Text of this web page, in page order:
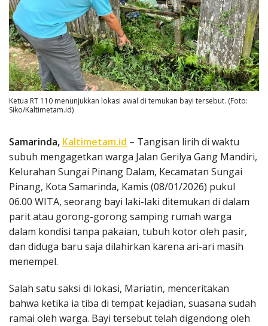
Ketua RT 110 menunjukkan lokasi awal di temukan bayi tersebut. (Foto:
Siko/Kaltimetam.id)
Samarinda, Kaltimetam.id – Tangisan lirih di waktu
subuh mengagetkan warga Jalan Gerilya Gang Mandiri,
Kelurahan Sungai Pinang Dalam, Kecamatan Sungai
Pinang, Kota Samarinda, Kamis (08/01/2026) pukul
06.00 WITA, seorang bayi laki-laki ditemukan di dalam
parit atau gorong-gorong samping rumah warga
dalam kondisi tanpa pakaian, tubuh kotor oleh pasir,
dan diduga baru saja dilahirkan karena ari-ari masih
menempel.
Salah satu saksi di lokasi, Mariatin, menceritakan
bahwa ketika ia tiba di tempat kejadian, suasana sudah
ramai oleh warga. Bayi tersebut telah digendong oleh